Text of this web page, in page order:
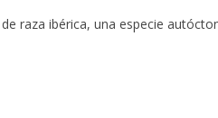
raza ibérica, una especie